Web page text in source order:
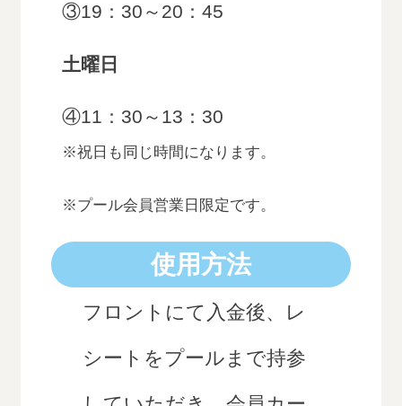
③19：30～20：45
土曜日
④11：30～13：30
※祝日も同じ時間になります。
※プール会員営業日限定です。
使用方法
フロントにて入金後、レ
シートをプールまで持参